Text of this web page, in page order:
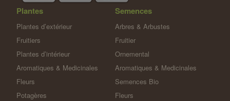
Plantes
Plantes d’extérieur
Fruitiers
Plantes d’intérieur
Aromatiques & Medicinales
Fleurs
Potagères
Semences
Arbres & Arbustes
Fruitier
Ornemental
Aromatiques & Medicinales
Semences Bio
Fleurs